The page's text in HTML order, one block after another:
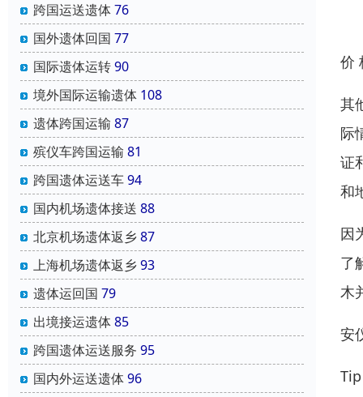
跨国运送遗体76
国外遗体回国 77
国际遗体运转90
境外国际运输遗体 108
遗体跨国运输 87
殡仪车跨国运输 81
跨国遗体运送车94
国内机场遗体接送 88
北京机场遗体返乡87
上海机场遗体返乡93
遗体运回国 79
出境接运遗体85
跨国遗体运送服务 95
国内外运送遗体96
价
其
际
证
和
因
了
木
安